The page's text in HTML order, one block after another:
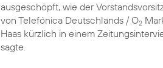
ausgeschöpft, wie der
von Telefónica Deutschlands / O2
Haas kürzlich in einem
sagte.